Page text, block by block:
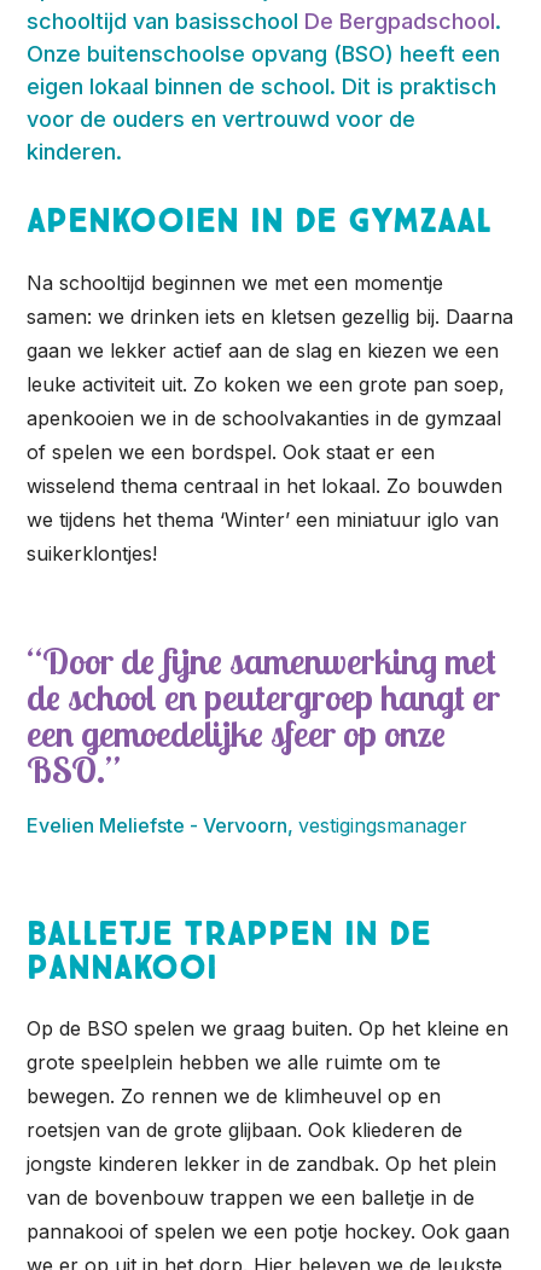
schooltijd van basisschool De Bergpadschool.
Onze buitenschoolse opvang (BSO) heeft een
eigen lokaal binnen de school. Dit is praktisch
voor de ouders en vertrouwd voor de
kinderen.
Apenkooien in de gymzaal
Na schooltijd beginnen we met een momentje
samen: we drinken iets en kletsen gezellig bij. Daarna
gaan we lekker actief aan de slag en kiezen we een
leuke activiteit uit. Zo koken we een grote pan soep,
apenkooien we in de schoolvakanties in de gymzaal
of spelen we een bordspel. Ook staat er een
wisselend thema centraal in het lokaal. Zo bouwden
we tijdens het thema ‘Winter’ een miniatuur iglo van
suikerklontjes!
Door de fijne samenwerking met
de school en peutergroep hangt er
een gemoedelijke sfeer op onze
BSO.
Evelien Meliefste - Vervoorn,vestigingsmanager
Balletje trappen in de
pannakooi
Op de BSO spelen we graag buiten. Op het kleine en
grote speelplein hebben we alle ruimte om te
bewegen. Zo rennen we de klimheuvel op en
roetsjen van de grote glijbaan. Ook kliederen de
jongste kinderen lekker in de zandbak. Op het plein
van de bovenbouw trappen we een balletje in de
pannakooi of spelen we een potje hockey. Ook gaan